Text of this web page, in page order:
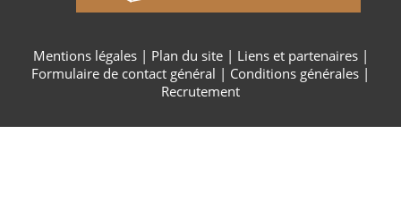
Mentions légales| Plan du site| Liens et partenaires |
Formulaire de contact général | Conditions générales |
Recrutement